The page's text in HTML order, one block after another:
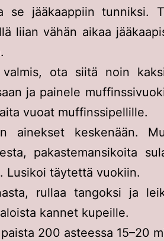
se jääkaappiin tunniksi.
liian vähän aikaa
ota siitä noin
ja painele
vuoat muffinssipellille.
ainekset keskenään.
pakastemansikoita
Lusikoi täytettä vuokiin.
rullaa tangoksi ja
kannet kupeille.
200 asteessa 15–20